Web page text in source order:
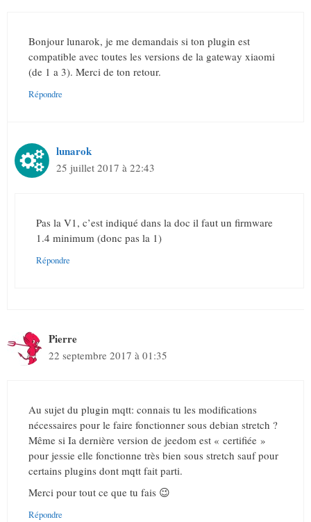
Bonjour lunarok, je me demandais si ton plugin est
compatible avec toutes les versions de la gateway xiaomi
(de 1 a 3). Merci de ton retour.
Répondre
lunarok
25 juillet 2017 à 22:43
Pas la V1, c’est indiqué dans la doc il faut un firmware
1.4 minimum (donc pas la 1)
Répondre
Pierre
22 septembre 2017 à 01:35
Au sujet du plugin mqtt: connais tu les modifications
nécessaires pour le faire fonctionner sous debian stretch ?
Même si Ia dernière version de jeedom est « certifiée »
pour jessie elle fonctionne très bien sous stretch sauf pour
certains plugins dont mqtt fait parti.
Merci pour tout ce que tu fais 😉
Répondre